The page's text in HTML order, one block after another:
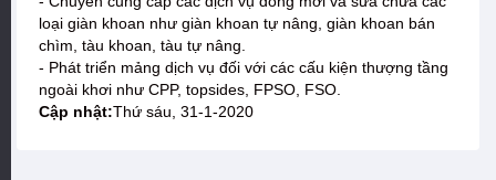
loại giàn khoan như giàn khoan tự nâng, giàn khoan bán
chìm, tàu khoan, tàu tự nâng.
- Phát triển mảng dịch vụ đối với các cấu kiện thượng tầng
ngoài khơi như CPP, topsides, FPSO, FSO.
Cập nhật:Thứ sáu, 31-1-2020